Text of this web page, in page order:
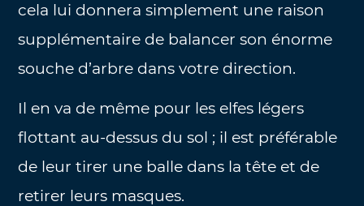
cela lui donnera simplement une raison
supplémentaire de balancer son énorme
souche d’arbre dans votre direction.
Il en va de même pour les elfes légers
flottant au-dessus du sol ; il est préférable
de leur tirer une balle dans la tête et de
retirer leurs masques.